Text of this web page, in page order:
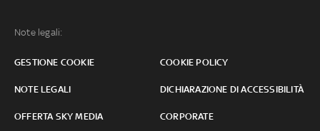
Note legali:
GESTIONE COOKIE COOKIE POLICY
NOTE LEGALI DICHIARAZIONE DI ACCESSIBILITÀ
OFFERTA SKY MEDIA CORPORATE